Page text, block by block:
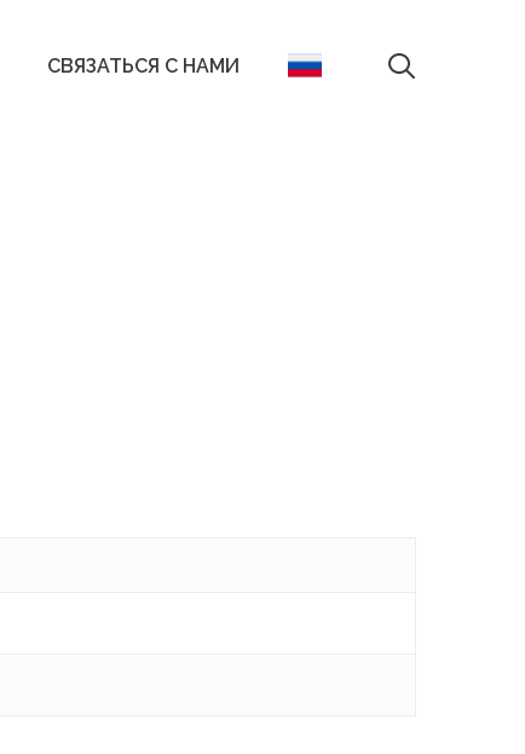
СВЯЗАТЬСЯ С НАМИ